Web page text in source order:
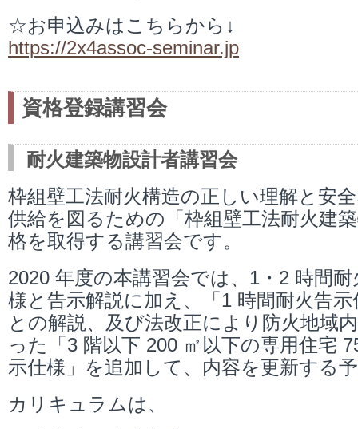
☆お申込みはこちらから↓
https://2x4assoc-seminar.jp
資格登録講習会
耐火建築物設計者講習会
枠組壁工法耐火構造の正しい理解と安
供給を図るための「枠組壁工法耐火建
格を取得する講習会です。
2020 年度の本講習会では、1・2 時間
様と告示解説に加え、「1 時間耐火告
との解説、及び法改正により防火地域
った「3 階以下 200 ㎡以下の専用住宅
示仕様」を追加して、内容を更新する
カリキュラムは、